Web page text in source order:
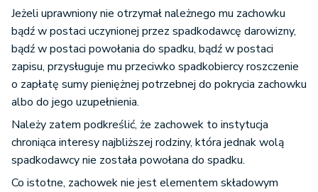
Jeżeli uprawniony nie otrzymał należnego mu zachowku
bądź w postaci uczynionej przez spadkodawcę darowizny,
bądź w postaci powołania do spadku, bądź w postaci
zapisu, przysługuje mu przeciwko spadkobiercy roszczenie
o zapłatę sumy pieniężnej potrzebnej do pokrycia zachowku
albo do jego uzupełnienia.
Należy zatem podkreślić, że zachowek to instytucja
chroniąca interesy najbliższej rodziny, która jednak wolą
spadkodawcy nie została powołana do spadku.
Co istotne, zachowek nie jest elementem składowym